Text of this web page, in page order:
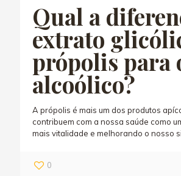
Qual a
extrato
própolis para
alcoólico?
A própolis é mais um dos produtos
contribuem com a nossa saúde como
mais vitalidade e melhorando o nosso
0